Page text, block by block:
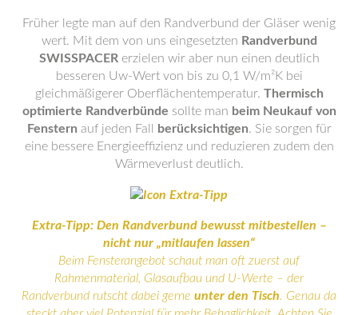
Früher legte man auf den Randverbund der Gläser wenig
wert. Mit dem von uns eingesetzten Randverbund
SWISSPACERerzielen wir aber nun einen deutlich
besseren Uw-Wert von bis zu 0,1 W/m²K bei
gleichmäßigerer Oberflächentemperatur. Thermisch
optimierte Randverbünde sollte man beim Neukauf von
Fenstern auf jeden Fall berücksichtigen. Sie sorgen für
eine bessere Energieeffizienz und reduzieren zudem den
Wärmeverlust deutlich.
Extra-Tipp: Den Randverbund bewusst mitbestellen –
nicht nur „mitlaufen lassen“
Beim Fensterangebot schaut man oft zuerst auf
Rahmenmaterial, Glasaufbau und U-Werte – der
Randverbund rutscht dabei gerne unter den Tisch. Genau da